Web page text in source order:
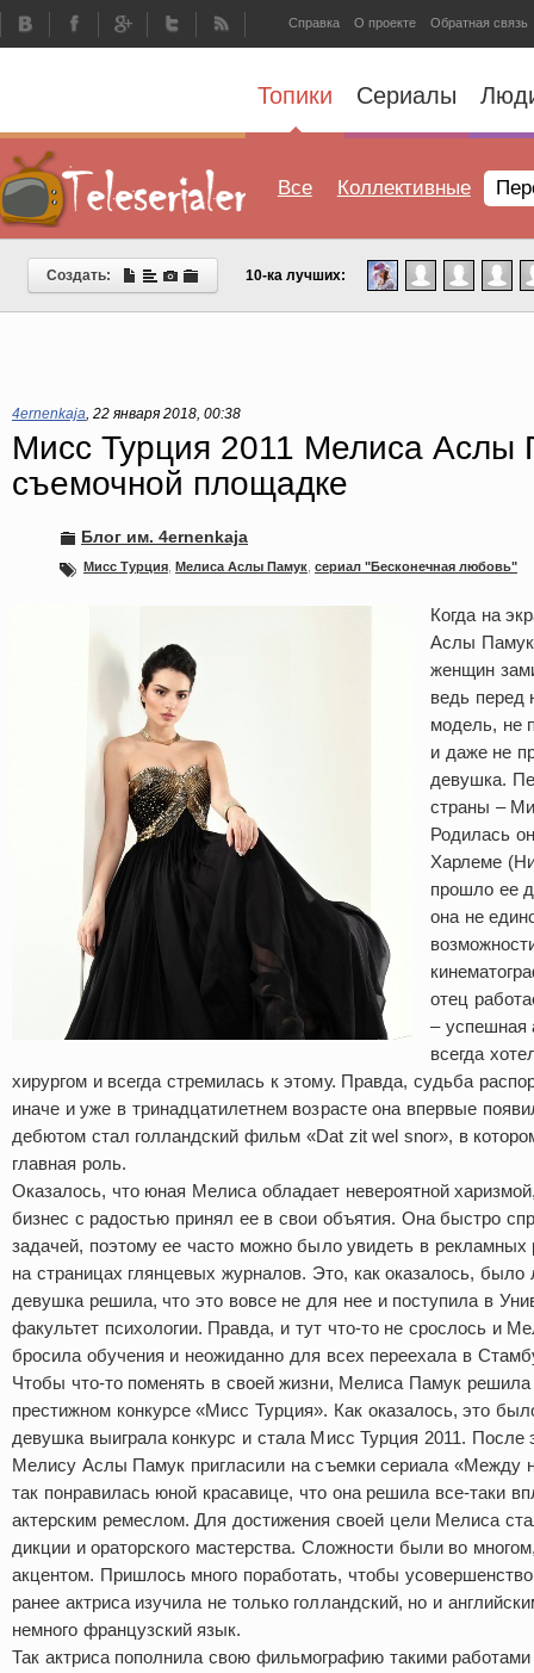
Справка О проекте Обратная связь
Топики Сериалы
Все Коллективные
Создать: 10-ка лучших:
4ernenkaja, 22 января 2018, 00:38
Мисс Турция 2011 Мелиса Аслы
съемочной площадке
Блог им. 4ernenkaja
Мисс Турция Мелиса Аслы Памук сериал "Бесконечная любовь"
Когда на
Аслы
женщин
ведь перед
модель, не
и даже не
девушка.
страны –
Родилась
Харлеме
прошло ее
она не
отец
– успешная
всегда
хирургом и всегда стремилась к этому. Правда, судьба
иначе и уже в тринадцатилетнем возрасте она впервые
дебютом стал голландский фильм «Dat zit wel snor», в
главная роль.
Оказалось, что юная Мелиса обладает невероятной
бизнес с радостью принял ее в свои объятия. Она быстро
задачей, поэтому ее часто можно было увидеть в рекламных
на страницах глянцевых журналов. Это, как оказалось,
девушка решила, что это вовсе не для нее и поступила в
факультет психологии. Правда, и тут что-то не срослось и
бросила обучения и неожиданно для всех переехала в
Чтобы что-то поменять в своей жизни, Мелиса Памук решила
престижном конкурсе «Мисс Турция». Как оказалось, это
девушка выиграла конкурс и стала Мисс Турция 2011. После
Мелису Аслы Памук пригласили на съемки сериала «Между
так понравилась юной красавице, что она решила все-таки
актерским ремеслом. Для достижения своей цели Мелиса
дикции и ораторского мастерства. Сложности были во
акцентом. Пришлось много поработать, чтобы
ранее актриса изучила не только голландский, но и
немного французский язык.
Так актриса пополнила свою фильмографию такими